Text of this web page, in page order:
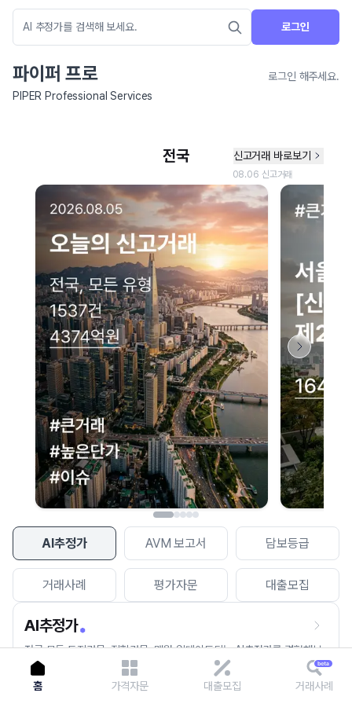
로그인
파이퍼 프로
로그인 해주세요.
PIPER Professional Services
AI추정가 AVM 보고서 담보등급
거래사례 평가자문 대출모집
AI추정가
전국 모든 토지건물, 집합건물, 매월 업데이트되는 AI추정가를 경험해보
세요.
네이버 지도 연결 안내
현재 네이버 지도 연결이 원활하지 않아 지도를 불러올 수 없습니다.
이용에 불편을 드려 죄송합니다.
다시 시도
홈 가격자문 대출모집 거래사례